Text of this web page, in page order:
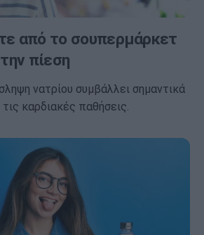
από το σουπερμάρκετ
πίεση
νατρίου συμβάλλει σημαντικά
καρδιακές παθήσεις.